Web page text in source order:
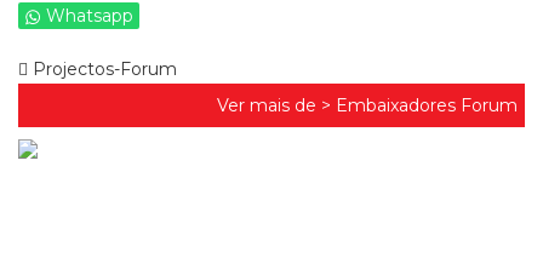
Whatsapp
Projectos-Forum
Ver mais de > Embaixadores Forum